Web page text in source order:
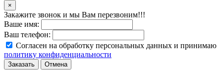
×
Закажите звонок и мы Вам перезвоним!!!
Ваше имя:
Ваш телефон:
Согласен на обработку персональных данных и принимаю
политику конфиденциальности
Заказать Отмена